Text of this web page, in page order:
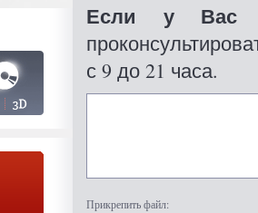
Если у Вас
с 9 до 21 часа.
Прикрепить файл: